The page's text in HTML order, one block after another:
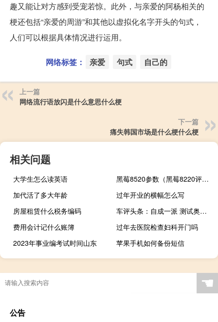
趣又能让对方感到受宠若惊。此外，与亲爱的阿杨相关的
梗还包括“亲爱的周游”和其他以虚拟化名字开头的句式，
人们可以根据具体情况进行运用。
网络标签： 亲爱 句式 自己的
上一篇
网络流行语放闪是什么意思什么梗
下一篇
痛失韩国市场是什么梗什么梗
相关问题
大学生怎么读英语
黑莓8520参数（黑莓8220评测）
加代活了多大年龄
过年开业的横幅怎么写
房屋租赁什么税务编码
车评头条：自成一派 测试奥迪A6 allroad quattro
费用会计记什么账簿
过年去医院检查妇科开门吗
2023年事业编考试时间山东
苹果手机如何备份短信
☚
公告